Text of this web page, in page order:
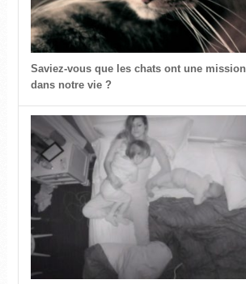
Saviez-vous que les chats ont une mission
dans notre vie ?